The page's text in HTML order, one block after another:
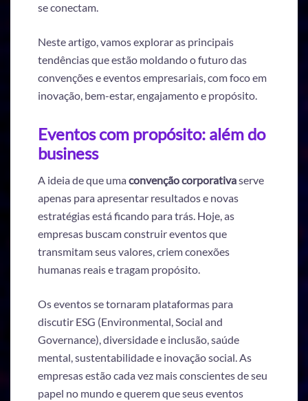
se conectam.
Neste artigo, vamos explorar as principais
tendências que estão moldando o futuro das
convenções e eventos empresariais, com foco em
inovação, bem-estar, engajamento e propósito.
Eventos com propósito: além do
business
A ideia de que umaconvenção corporativaserve
apenas para apresentar resultados e novas
estratégias está ficando para trás. Hoje, as
empresas buscam construir eventos que
transmitam seus valores, criem conexões
humanas reais e tragam propósito.
Os eventos se tornaram plataformas para
discutir ESG (Environmental, Social and
Governance), diversidade e inclusão, saúde
mental, sustentabilidade e inovação social. As
empresas estão cada vez mais conscientes de seu
papel no mundo e querem que seus eventos